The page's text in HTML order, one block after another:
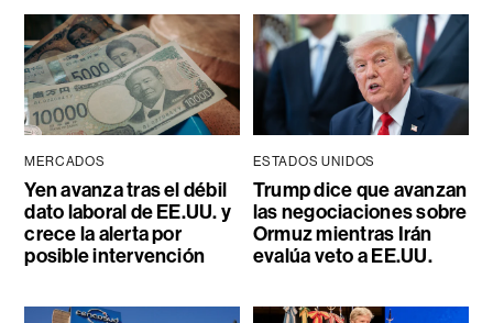
MERCADOS
Yen avanza tras el débil
dato laboral de EE.UU. y
crece la alerta por
posible intervención
ESTADOS UNIDOS
Trump dice que avanzan
las negociaciones sobre
Ormuz mientras Irán
evalúa veto a EE.UU.